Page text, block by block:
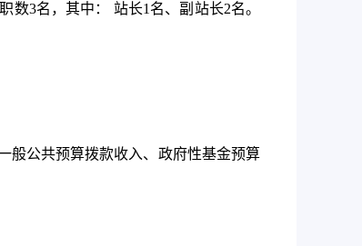
数3名，其中： 站长1 名、副站长2名。
般公共预算拨款收入、政府性基金预算